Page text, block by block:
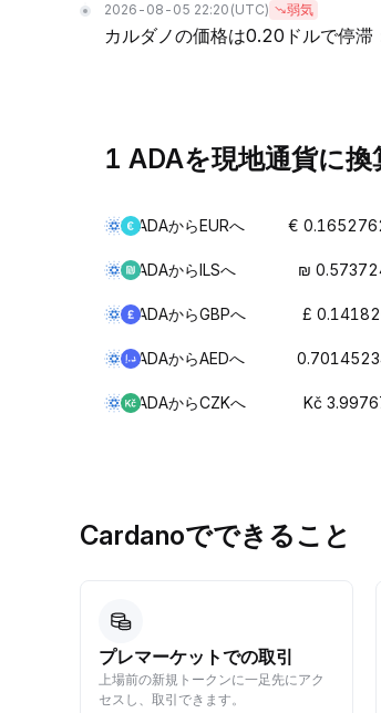
2026-08-05 22:20 (UTC) 弱気
カルダノの価格は0.20ドルで停
1 ADAを現地通貨に換
ADAからEURへ €
ADAからILSへ ₪
ADAからGBPへ £
ADAからAEDへ
ADAからCZKへ Kč
Cardanoでできること
プレマーケットでの取引
上場前の新規トークンに一足先にアク
セスし、取引できます。